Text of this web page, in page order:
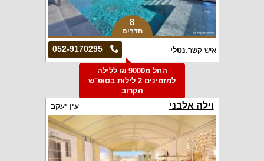
8
חדרים
052-9170295 איש קשר:נטלי
החל מ9000 ₪ ללילה
למזמינים 2 לילות בסופ"ש
הקרוב
וילה אלבני עין יעקב